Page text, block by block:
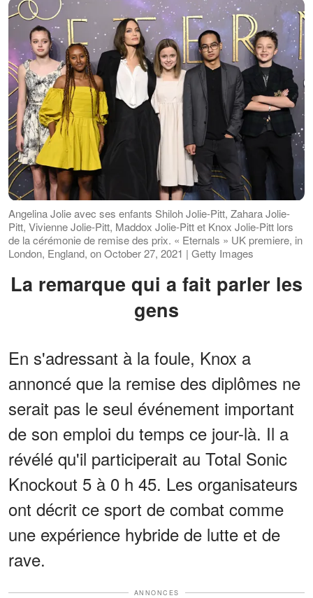
Angelina Jolie avec ses enfants Shiloh Jolie-Pitt, Zahara Jolie-
Pitt, Vivienne Jolie-Pitt, Maddox Jolie-Pitt et Knox Jolie-Pitt lors
de la cérémonie de remise des prix. « Eternals » UK premiere, in
London, England, on October 27, 2021 | Getty Images
La remarque qui a fait parler les
gens
En s'adressant à la foule, Knox a
annoncé que la remise des diplômes ne
serait pas le seul événement important
de son emploi du temps ce jour-là. Il a
révélé qu'il participerait au Total Sonic
Knockout 5 à 0 h 45. Les organisateurs
ont décrit ce sport de combat comme
une expérience hybride de lutte et de
rave.
ANNONCES